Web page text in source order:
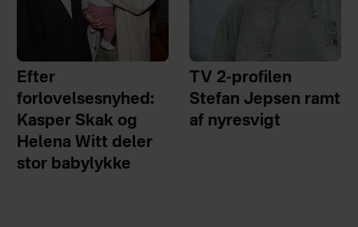
Efter
forlovelsesnyhed:
Kasper Skak og
Helena Witt deler
stor babylykke
TV 2-profilen
Stefan Jepsen ramt
af nyresvigt